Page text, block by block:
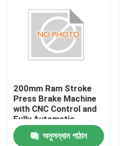
বাড়ি
কারখানা ভ্রমণ
মান নিয়ন্ত্রণ
200mm Ram Stroke
Press Brake Machine
with CNC Control and
Fully Automatic
Functionality
অনুসন্ধান পাঠান